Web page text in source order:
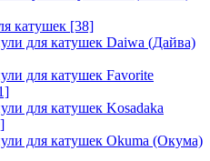
катушек [38]
для катушек Daiwa (Дайва)
для катушек Favorite
для катушек Kosadaka
для катушек Okuma (Окума)